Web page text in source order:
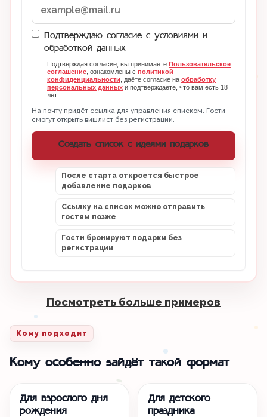
Подтверждаю согласие с условиями и
обработкой данных
Подтверждая согласие, вы принимаете Пользовательское
соглашение, ознакомлены с политикой
конфиденциальности, даёте согласие на обработку
персональных данных и подтверждаете, что вам есть 18
лет.
На почту придёт ссылка для управления списком. Гости
смогут открыть вишлист без регистрации.
Создать список с идеями подарков
После старта откроется быстрое
добавление подарков
Ссылку на список можно отправить
гостям позже
Гости бронируют подарки без
регистрации
Посмотреть больше примеров
Кому подходит
Кому особенно зайдёт такой формат
Для взрослого дня
рождения
Для детского
праздника